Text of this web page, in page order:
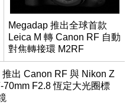
Megadap 推出全球首款
Leica M 轉 Canon RF 自動
對焦轉接環 M2RF
推出 Canon RF 與 Nikon Z
70mm F2.8 恆定大光圈標